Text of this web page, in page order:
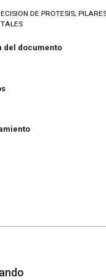
DE PROTESIS;
del documento